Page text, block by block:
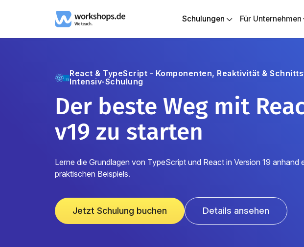
Schulungen Für Unternehmen
React & TypeScript - Komponenten, Reaktivität &
Intensiv-Schulung
Der beste Weg mit
v19 zu starten
Lerne die Grundlagen von TypeScript und React in Version 19 anhand
praktischen Beispiels.
Jetzt Schulung buchen Details ansehen